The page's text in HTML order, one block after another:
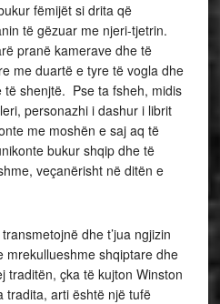
fëmijët si drita që
të gëzuar me njeri-tjetrin.
pranë kamerave dhe të
me duartë e tyre të vogla dhe
shenjtë. Pse ta fsheh, midis
personazhi i dashur i librit
me moshën e saj aq të
bukur shqip dhe të
veçanërisht në ditën e
dhe t’jua ngjizin
mrekullueshme shqiptare dhe
traditën, çka të kujton Winston
tradita, arti është një tufë